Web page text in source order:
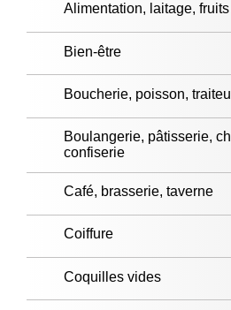
Alimentation, laitage,
Bien-être
Boucherie, poisson,
Boulangerie, pâtisserie,
confiserie
Café, brasserie, taverne
Coiffure
Coquilles vides